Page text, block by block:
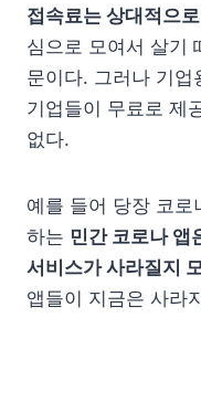
접속료는 상대적으
심으로 모여서 살기
문이다. 그러나 기업
기업들이 무료로 제
없다.
예를 들어 당장 코로
하는 민간 코로나 앱
서비스가 사라질지
앱들이 지금은 사라